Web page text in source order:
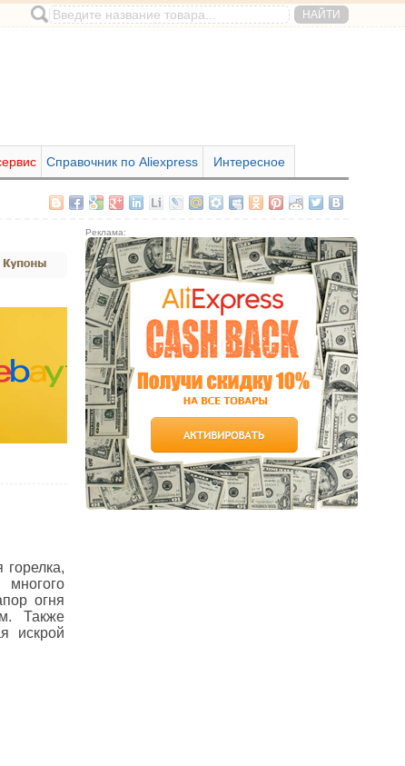
Справочник по Aliexpress Интересное
многого
огня
Также
искрой
Реклама: